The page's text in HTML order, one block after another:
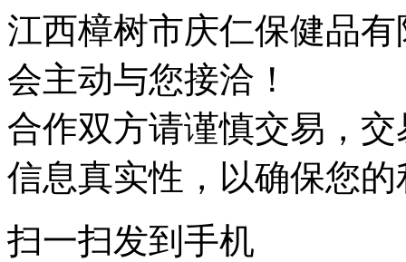
江西樟树市庆仁保健品有
会主动与您接洽！
合作双方请谨慎交易，
信息真实性，以确保您
扫一扫发到手机